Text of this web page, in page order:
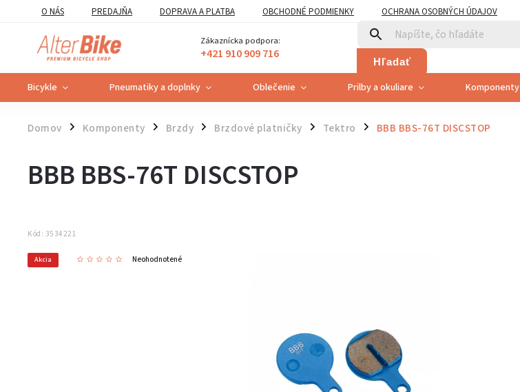
O NÁS PREDAJŇA DOPRAVA A PLATBA OBCHODNÉ PODMIENKY OCHRANA OSOBNÝCH ÚDAJOV
POUČENIE O UPLATNENÍ PRÁVA SPOTREBITEĽA NA ODSTÚPENIE
Zákaznícka podpora:
+421 910 909 716 Hľadať
Bicykle Pneumatiky a doplnky Oblečenie Prilby a okuliare Komponenty
Domov / Komponenty / Brzdy / Brzdové platničky / Tektro / BBB BBS-76T DISCSTOP
BBB BBS-76T DISCSTOP
Kód: 3534221
Akcia Neohodnotené